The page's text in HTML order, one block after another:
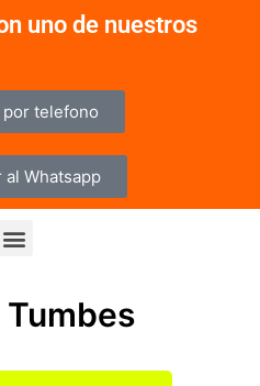
uno de nuestros
por telefono
Whatsapp
Menu